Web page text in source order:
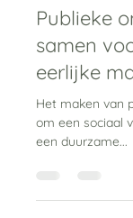
24 dec 2024
Publieke
samen
eerlijke
Het maken van